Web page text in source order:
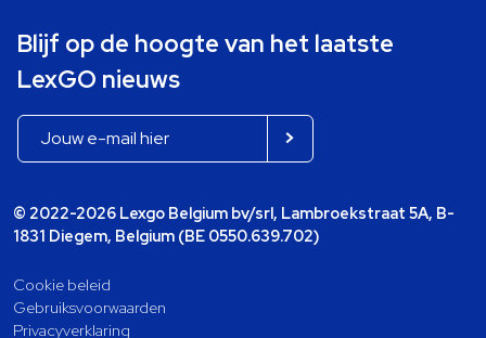
Blijf op de hoogte van het laatste
LexGO nieuws
© 2022-2026 Lexgo Belgium bv/srl, Lambroekstraat 5A, B-
1831 Diegem, Belgium (BE 0550.639.702)
Cookie beleid
Gebruiksvoorwaarden
Privacyverklaring